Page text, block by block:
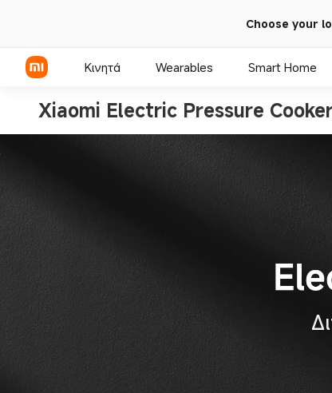
Choose your
Κινητά
Τηλέφωνα POCO
Wearables Smart Home
Xiaomi Electric Pressure